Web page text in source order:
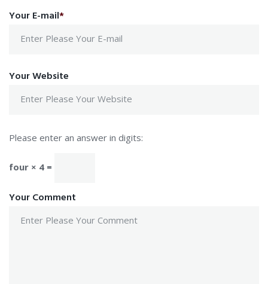
Your E-mail*
Your Website
Please enter an answer in digits:
four × 4 =
Your Comment